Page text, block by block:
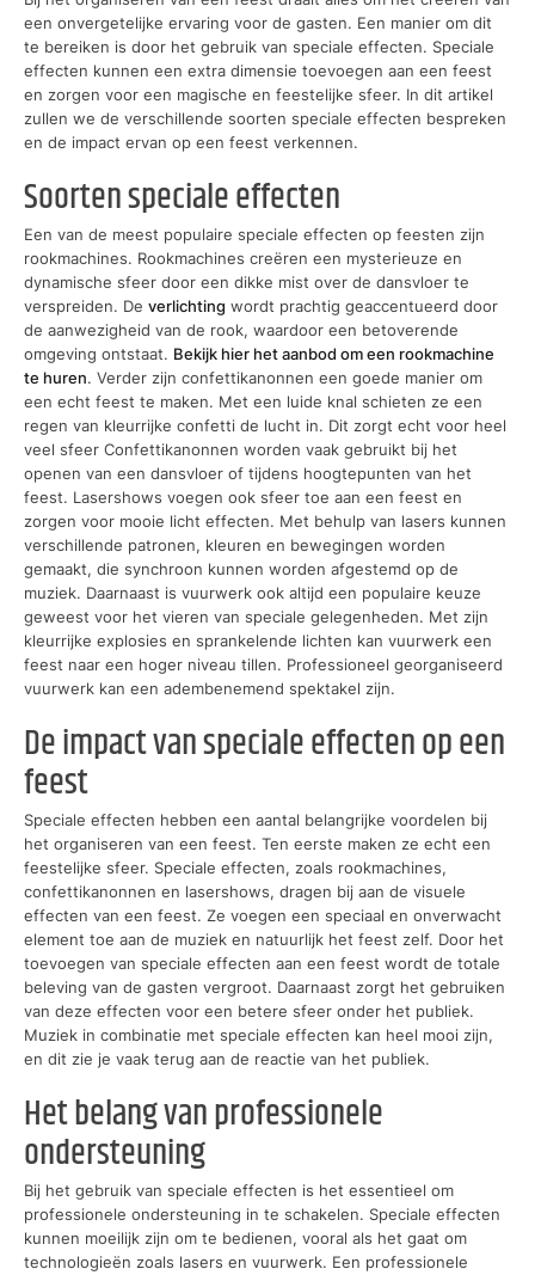
een onvergetelijke ervaring voor de gasten. Een manier om dit
te bereiken is door het gebruik van speciale effecten. Speciale
effecten kunnen een extra dimensie toevoegen aan een feest
en zorgen voor een magische en feestelijke sfeer. In dit artikel
zullen we de verschillende soorten speciale effecten bespreken
en de impact ervan op een feest verkennen.
Soorten speciale effecten
Een van de meest populaire speciale effecten op feesten zijn
rookmachines. Rookmachines creëren een mysterieuze en
dynamische sfeer door een dikke mist over de dansvloer te
verspreiden. De verlichting wordt prachtig geaccentueerd door
de aanwezigheid van de rook, waardoor een betoverende
omgeving ontstaat. Bekijk hier het aanbod om een rookmachine
te huren. Verder zijn confettikanonnen een goede manier om
een echt feest te maken. Met een luide knal schieten ze een
regen van kleurrijke confetti de lucht in. Dit zorgt echt voor heel
veel sfeer Confettikanonnen worden vaak gebruikt bij het
openen van een dansvloer of tijdens hoogtepunten van het
feest. Lasershows voegen ook sfeer toe aan een feest en
zorgen voor mooie licht effecten. Met behulp van lasers kunnen
verschillende patronen, kleuren en bewegingen worden
gemaakt, die synchroon kunnen worden afgestemd op de
muziek. Daarnaast is vuurwerk ook altijd een populaire keuze
geweest voor het vieren van speciale gelegenheden. Met zijn
kleurrijke explosies en sprankelende lichten kan vuurwerk een
feest naar een hoger niveau tillen. Professioneel georganiseerd
vuurwerk kan een adembenemend spektakel zijn.
De impact van speciale effecten op een
feest
Speciale effecten hebben een aantal belangrijke voordelen bij
het organiseren van een feest. Ten eerste maken ze echt een
feestelijke sfeer. Speciale effecten, zoals rookmachines,
confettikanonnen en lasershows, dragen bij aan de visuele
effecten van een feest. Ze voegen een speciaal en onverwacht
element toe aan de muziek en natuurlijk het feest zelf. Door het
toevoegen van speciale effecten aan een feest wordt de totale
beleving van de gasten vergroot. Daarnaast zorgt het gebruiken
van deze effecten voor een betere sfeer onder het publiek.
Muziek in combinatie met speciale effecten kan heel mooi zijn,
en dit zie je vaak terug aan de reactie van het publiek.
Het belang van professionele
ondersteuning
Bij het gebruik van speciale effecten is het essentieel om
professionele ondersteuning in te schakelen. Speciale effecten
kunnen moeilijk zijn om te bedienen, vooral als het gaat om
technologieën zoals lasers en vuurwerk. Een professionele